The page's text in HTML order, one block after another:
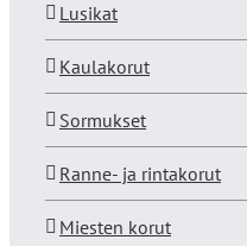
Lusikat
Kaulakorut
Sormukset
Ranne- ja rintakorut
Miesten korut